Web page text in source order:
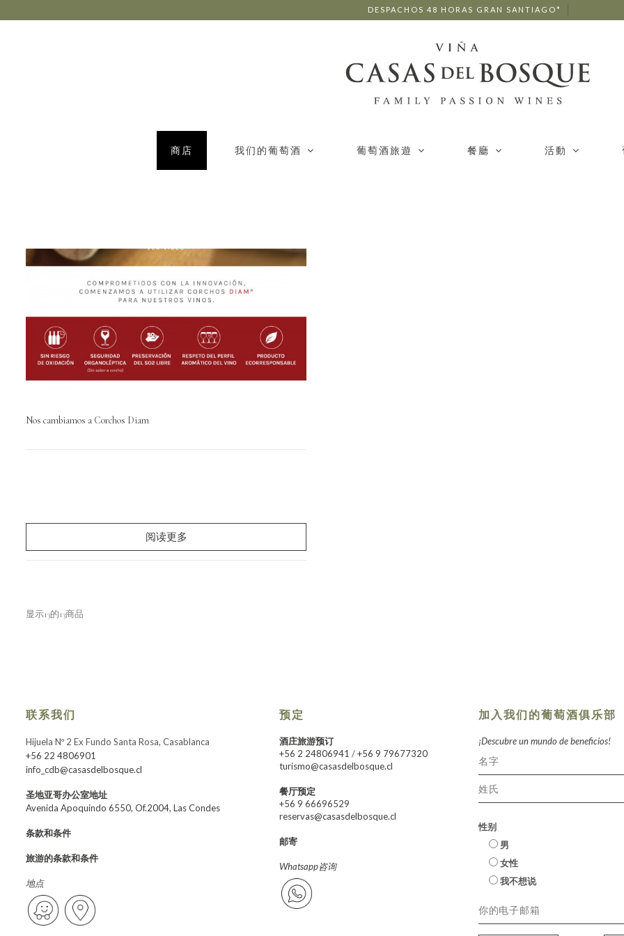
DESPACHOS 48 HORAS GRAN SANTIAGO*
商店 我们的葡萄酒 葡萄酒旅遊 餐廳 活動
Nos cambiamos a Corchos Diam
阅读更多
显示13的13商品
联系我们
Hijuela Nº 2 Ex Fundo Santa Rosa, Casablanca
+56 22 4806901
info_cdb@casasdelbosque.cl
圣地亚哥办公室地址
Avenida Apoquindo 6550, Of.2004, Las Condes
条款和条件
旅游的条款和条件
地点
预定
酒庄旅游预订
+56 2 24806941 /+56 9 79677320
turismo@casasdelbosque.cl
餐厅预定
+56 9 66696529
reservas@casasdelbosque.cl
邮寄
Whatsapp咨询
加入我们的葡萄酒俱乐部
¡Descubre un mundo de beneficios!
性别
男
女性
我不想说